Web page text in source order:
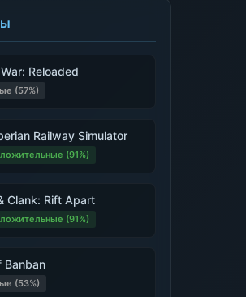
Reloaded
(57%)
Railway Simulator
(91%)
Clank: Rift Apart
(91%)
Banban
(53%)